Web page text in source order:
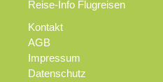
Reise-Info Flugreisen
Kontakt
AGB
Impressum
Datenschutz